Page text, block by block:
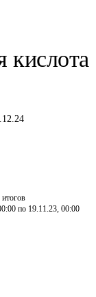
по 19.11.23, 00:00